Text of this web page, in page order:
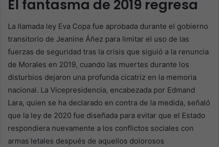
El fantasma de 2019 regresa
La llamada ley Eva Copa fue aprobada durante el gobierno
transitorio de Jeanine Áñez para limitar el uso de las
fuerzas de seguridad tras la crisis que siguió a la renuncia
de Morales en 2019, cuando las muertes durante los
disturbios dejaron una profunda cicatriz en la memoria
nacional. La Vicepresidencia, encabezada por Edmand
Lara, quien se ha declarado en contra de la medida, señaló
que la ley de 2020 fue diseñada para evitar que el Estado
respondiera nuevamente a los conflictos sociales con
armas letales después de aquellos dolorosos